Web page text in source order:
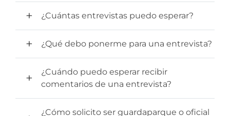
¿Cuántas entrevistas puedo esperar?
¿Qué debo ponerme para una entrevista?
¿Cuándo puedo esperar recibir
comentarios de una entrevista?
¿Cómo solicito ser guardaparque o oficial